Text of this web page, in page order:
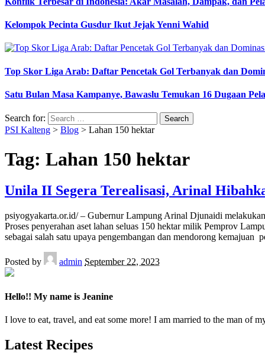
Kelompok Pecinta Gusdur Ikut Jejak Yenni Wahid
Top Skor Liga Arab: Daftar Pencetak Gol Terbanyak dan
Satu Bulan Masa Kampanye, Bawaslu Temukan 16 Dugaan
Search for:
PSI Kalteng > Blog > Lahan 150 hektar
Tag: Lahan 150 hektar
Unila II Segera Terealisasi, Arinal
psiyogyakarta.or.id/ – Gubernur Lampung Arinal Djunaidi
Proses penyerahan aset lahan seluas 150 hektar milik Pemprov
sebagai salah satu upaya pengembangan dan mendorong kemajuan
Posted by admin September 22, 2023
Hello!! My name is Jeanine
I love to eat, travel, and eat some more! I am married to the man of
Latest Recipes